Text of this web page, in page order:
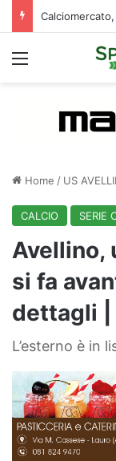
Menu
Home / US
CALCIO SERIE
Avellino,
si fa
dettagli |
L’esterno è in